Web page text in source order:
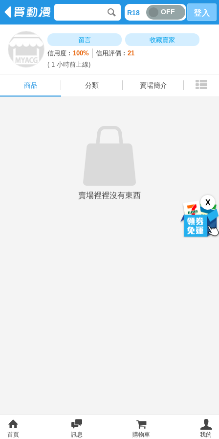
R18 OFF 登入
留言
收藏賣家
信用度︰100% 信用評價︰21
( 1 小時前上線)
商品 分類 賣場簡介
X
賣場裡裡沒有東西
商品 分類 賣場簡介
首頁 訊息 購物車 我的